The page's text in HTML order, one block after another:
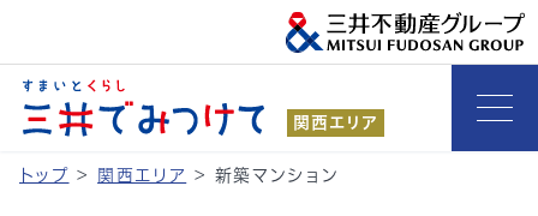
関西エリア
トップ > 関西エリア > 新築マンション